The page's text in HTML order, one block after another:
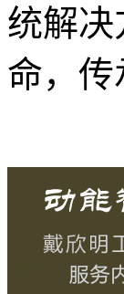
统解决
命，传